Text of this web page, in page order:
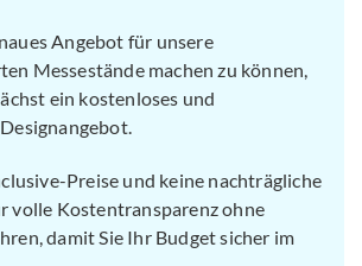
Angebot für unsere
Messestände machen zu können,
ein kostenloses und
Preise und keine nachträgliche
volle Kostentransparenz ohne
damit Sie Ihr Budget sicher im